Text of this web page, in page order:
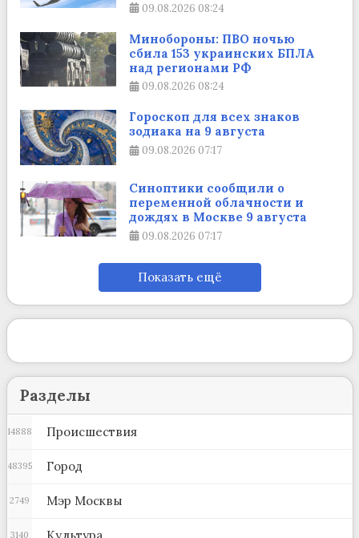
09.08.2026 08:24
Минобороны: ПВО ночью
сбила 153 украинских БПЛА
над регионами РФ
09.08.2026 08:24
Гороскоп для всех знаков
зодиака на 9 августа
09.08.2026 07:17
Синоптики сообщили о
переменной облачности и
дождях в Москве 9 августа
09.08.2026 07:17
Показать ещё
Разделы
Происшествия
14888
Город
48395
Мэр Москвы
2749
3140